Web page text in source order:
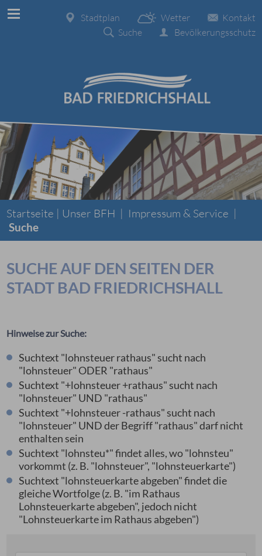
Kontakt
Wetter
Stadtplan
Bevölkerungsschutz
Suche
Startseite | Unser BFH | Impressum & Service |
Suche
SUCHE AUF DEN SEITEN DER
STADT BAD FRIEDRICHSHALL
Hinweise zur Suche:
Suchtext "lohnsteuer rathaus" sucht nach
"lohnsteuer" ODER "rathaus"
Suchtext "+lohnsteuer +rathaus" sucht nach
"lohnsteuer" UND "rathaus"
Suchtext "+lohnsteuer -rathaus" sucht nach
"lohnsteuer" UND der Begriff "rathaus" darf nicht
enthalten sein
Suchtext "lohnsteu*" findet alles, wo "lohnsteu"
vorkommt (z. B. "lohnsteuer", "lohnsteuerkarte")
Suchtext "lohnsteuerkarte abgeben" findet die
gleiche Wortfolge (z. B. "im Rathaus
Lohnsteuerkarte abgeben", jedoch nicht
"Lohnsteuerkarte im Rathaus abgeben")